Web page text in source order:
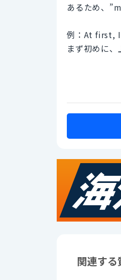
あるため、
例：At first,
まず初めに、
関連する